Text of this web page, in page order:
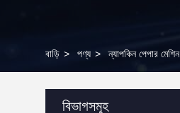
বাড়ি > পণ্য > ন্যাপকিন পেপার মেশিন
বিভাগসমূহ